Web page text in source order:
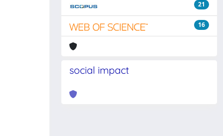
21
16
social impact